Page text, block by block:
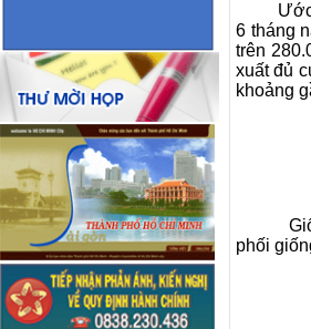
6 tháng
trên
xuất đủ
khoảng
phối